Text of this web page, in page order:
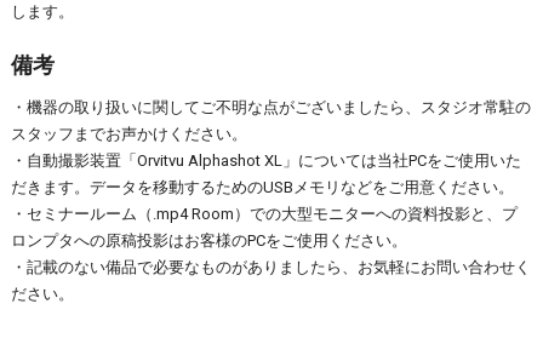
します。
備考
・機器の取り扱いに関してご不明な点がございましたら、スタジオ常駐の
スタッフまでお声かけください。
・自動撮影装置「Orvitvu Alphashot XL」については当社PCをご使用いた
だきます。データを移動するためのUSBメモリなどをご用意ください。
・セミナールーム（.mp4 Room）での大型モニターへの資料投影と、プ
ロンプタへの原稿投影はお客様のPCをご使用ください。
・記載のない備品で必要なものがありましたら、お気軽にお問い合わせく
ださい。